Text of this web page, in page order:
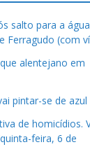
salto para a
Ferragudo (com
alentejano em
pintar-se de azul
de homicídios.
feira, 6 de